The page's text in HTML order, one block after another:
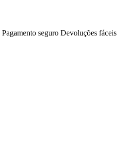
Pagamento seguro Devoluções fáceis